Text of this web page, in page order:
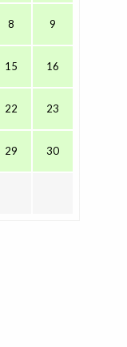
8 9
15 16
22 23
29 30